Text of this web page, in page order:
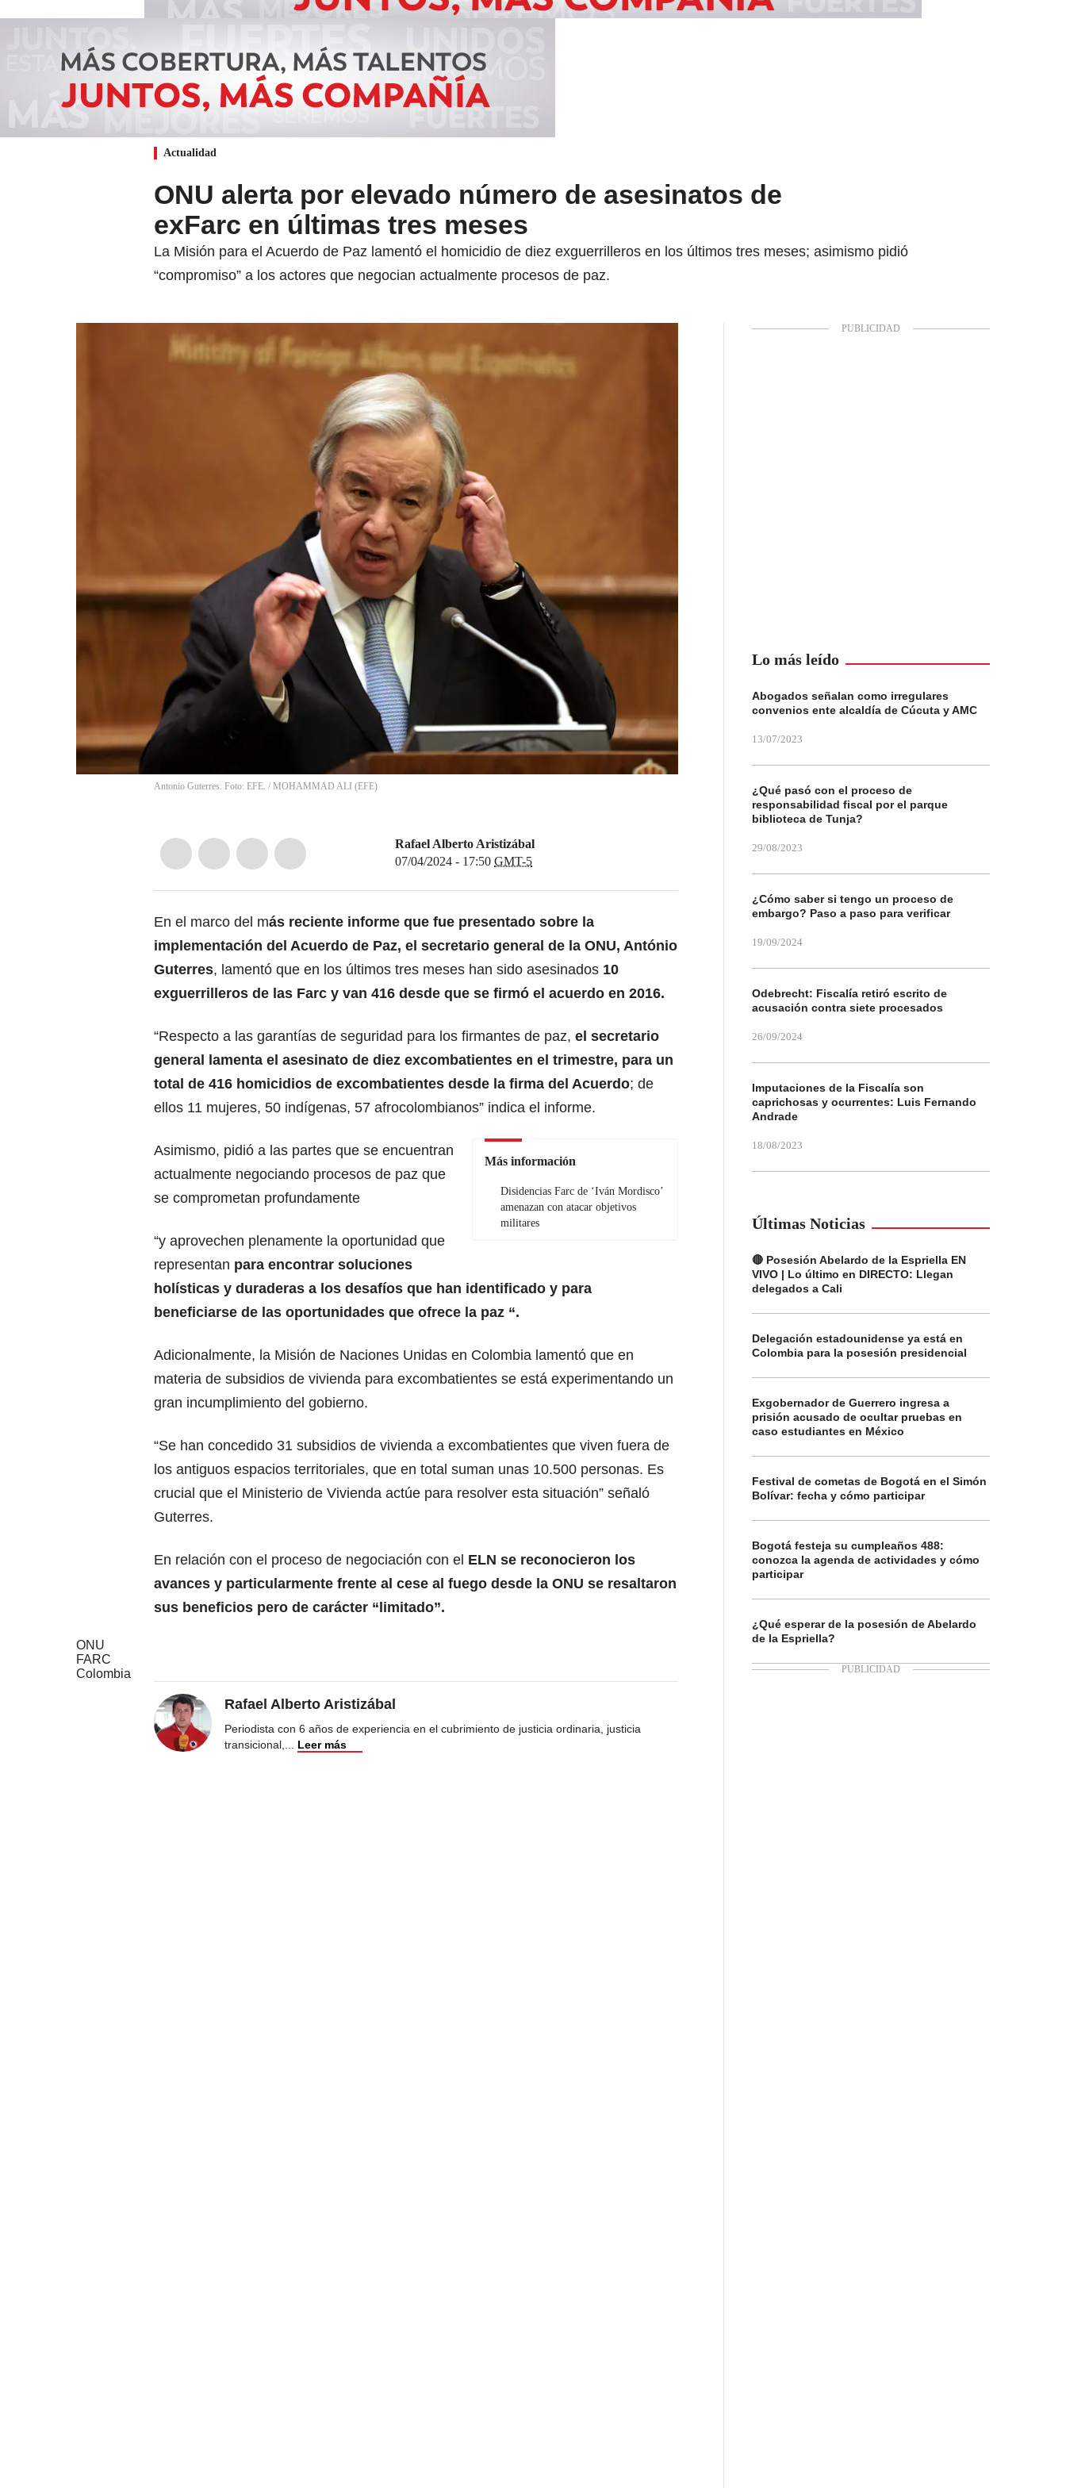
Actualidad
ONU alerta por elevado número de asesinatos de
exFarc en últimas tres meses
La Misión para el Acuerdo de Paz lamentó el homicidio de diez exguerrilleros en los últimos tres meses; asimismo pidió
“compromiso” a los actores que negocian actualmente procesos de paz.
Antonio Guterres. Foto: EFE. / MOHAMMAD ALI (EFE)
Rafael Alberto Aristizábal
07/04/2024 - 17:50 GMT-5
En el marco del más reciente informe que fue presentado sobre la
implementación del Acuerdo de Paz, el secretario general de la ONU, António
Guterres, lamentó que en los últimos tres meses han sido asesinados 10
exguerrilleros de las Farc y van 416 desde que se firmó el acuerdo en 2016.
“Respecto a las garantías de seguridad para los firmantes de paz, el secretario
general lamenta el asesinato de diez excombatientes en el trimestre, para un
total de 416 homicidios de excombatientes desde la firma del Acuerdo; de
ellos 11 mujeres, 50 indígenas, 57 afrocolombianos” indica el informe.
Más información
Disidencias Farc de ‘Iván Mordisco’
amenazan con atacar objetivos
militares
Asimismo, pidió a las partes que se encuentran
actualmente negociando procesos de paz que
se comprometan profundamente
“y aprovechen plenamente la oportunidad que
representan para encontrar soluciones
holísticas y duraderas a los desafíos que han identificado y para
beneficiarse de las oportunidades que ofrece la paz “.
Adicionalmente, la Misión de Naciones Unidas en Colombia lamentó que en
materia de subsidios de vivienda para excombatientes se está experimentando un
gran incumplimiento del gobierno.
“Se han concedido 31 subsidios de vivienda a excombatientes que viven fuera de
los antiguos espacios territoriales, que en total suman unas 10.500 personas. Es
crucial que el Ministerio de Vivienda actúe para resolver esta situación” señaló
Guterres.
En relación con el proceso de negociación con el ELN se reconocieron los
avances y particularmente frente al cese al fuego desde la ONU se resaltaron
sus beneficios pero de carácter “limitado”.
ONU
FARC
Colombia
Rafael Alberto Aristizábal
Periodista con 6 años de experiencia en el cubrimiento de justicia ordinaria, justicia
transicional,... Leer más
Lo más leído
Abogados señalan como irregulares
convenios ente alcaldía de Cúcuta y AMC
13/07/2023
¿Qué pasó con el proceso de
responsabilidad fiscal por el parque
biblioteca de Tunja?
29/08/2023
¿Cómo saber si tengo un proceso de
embargo? Paso a paso para verificar
19/09/2024
Odebrecht: Fiscalía retiró escrito de
acusación contra siete procesados
26/09/2024
Imputaciones de la Fiscalía son
caprichosas y ocurrentes: Luis Fernando
Andrade
18/08/2023
Últimas Noticias
🔴 Posesión Abelardo de la Espriella EN
VIVO | Lo último en DIRECTO: Llegan
delegados a Cali
Delegación estadounidense ya está en
Colombia para la posesión presidencial
Exgobernador de Guerrero ingresa a
prisión acusado de ocultar pruebas en
caso estudiantes en México
Festival de cometas de Bogotá en el Simón
Bolívar: fecha y cómo participar
Bogotá festeja su cumpleaños 488:
conozca la agenda de actividades y cómo
participar
¿Qué esperar de la posesión de Abelardo
de la Espriella?